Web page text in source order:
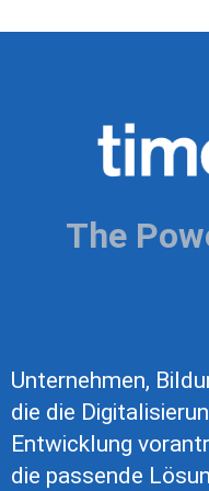
The
Unternehmen,
die die
Entwicklung
die passende